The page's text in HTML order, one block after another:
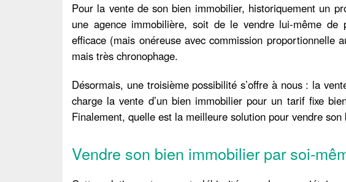
Pour la vente de son bien immobilier, historiquement un
une agence immobilière, soit de le vendre lui-même
efficace (mais onéreuse avec commission proportionnelle
mais très chronophage.
Désormais, une troisième possibilité s’offre à nous : la
charge la vente d’un bien immobilier pour un tarif fixe
Finalement, quelle est la meilleure solution pour vendre son
Vendre son bien immobilier par soi-